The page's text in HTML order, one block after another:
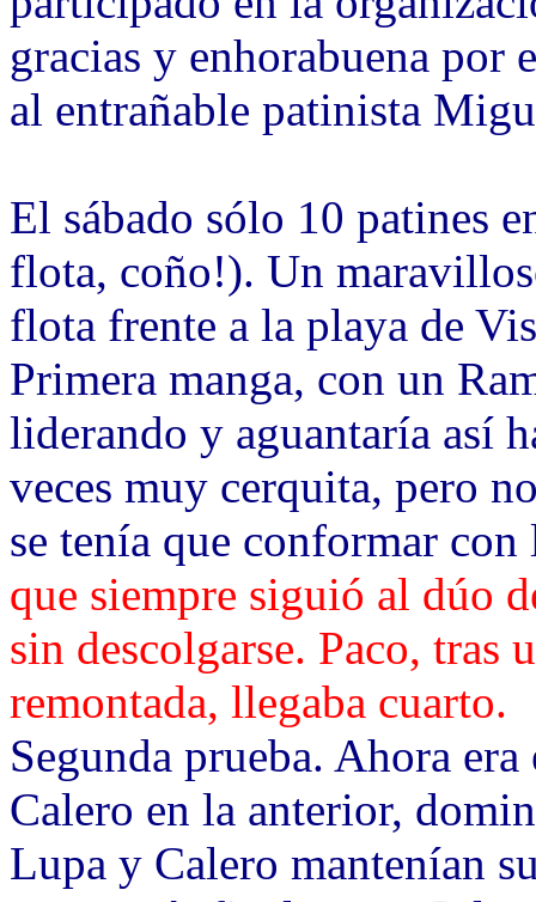
gracias y enhorabuena por
al entrañable patinista
El sábado sólo 10 patines
flota, coño!). Un
flota frente a la playa de
Primera manga, con un
liderando y aguantaría así
veces muy cerquita, pero
se tenía que conformar
que siempre siguió al dúo
sin descolgarse. Paco, tras
remontada, llegaba cuarto.
Segunda prueba. Ahora
Calero en la anterior,
Lupa y Calero mantenían